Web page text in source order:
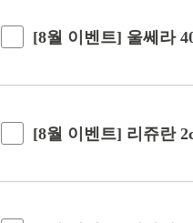
[8월 이벤트] 울쎄라
[8월 이벤트] 리쥬란